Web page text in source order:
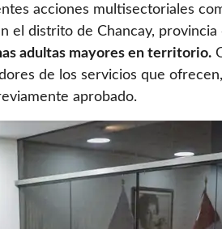
acciones multisectoriales
el distrito de Chancay,
adultas mayores en territorio.
de los servicios que
aprobado.